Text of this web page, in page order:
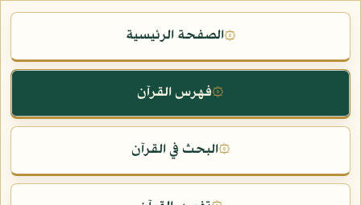
۞الصفحة الرئيسية
۞فهرس القرآن
۞البحث في القرآن